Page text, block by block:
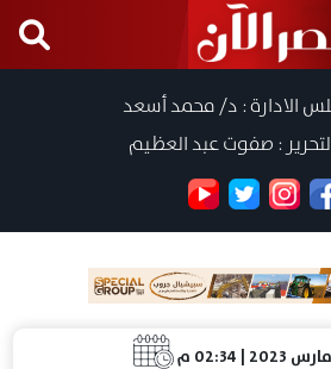
الادارة : د/ محمد أسعد
: صفوت عبد العظيم